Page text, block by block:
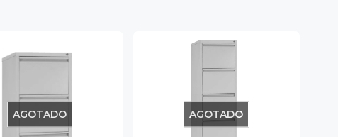
AGOTADO AGOTADO